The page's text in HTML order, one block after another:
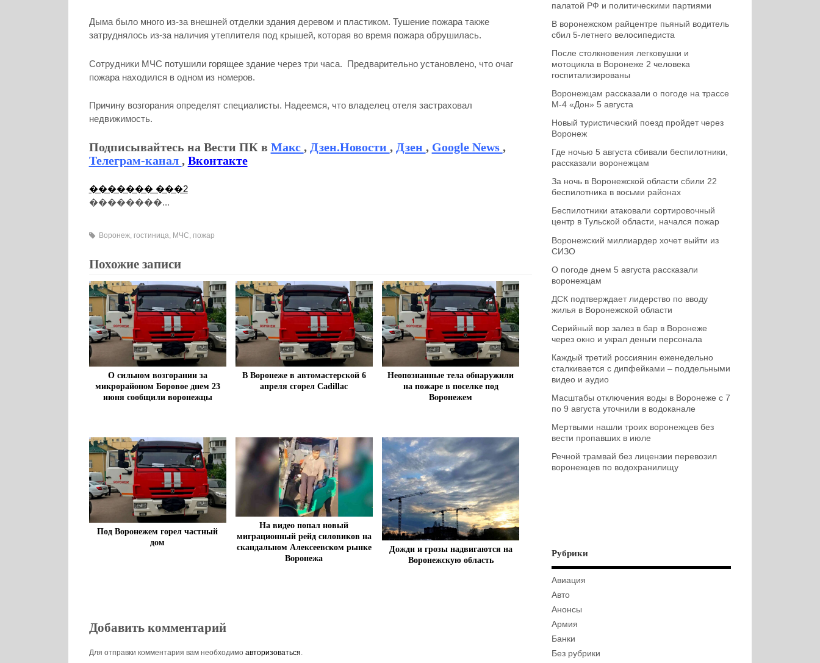
Дыма было много из-за внешней отделки здания деревом и пластиком. Тушение пожара также
затруднялось из-за наличия утеплителя под крышей, которая во время пожара обрушилась.
Сотрудники МЧС потушили горящее здание через три часа. Предварительно установлено, что очаг
пожара находился в одном из номеров.
Причину возгорания определят специалисты. Надеемся, что владелец отеля застраховал
недвижимость.
Подписывайтесь на Вести ПК в Макс , Дзен.Новости , Дзен , Google News ,
Телеграм-канал , Вконтакте
������� ���2
��������...
Воронеж, гостиница, МЧС, пожар
Похожие записи
О сильном возгорании за
микрорайоном Боровое днем 23
июня сообщили воронежцы
В Воронеже в автомастерской 6
апреля сгорел Cadillac
Неопознанные тела обнаружили
на пожаре в поселке под
Воронежем
Под Воронежем горел частный
дом
На видео попал новый
миграционный рейд силовиков на
скандальном Алексеевском рынке
Воронежа
Дожди и грозы надвигаются на
Воронежскую область
Добавить комментарий
Для отправки комментария вам необходимо авторизоваться.
палатой РФ и политическими партиями
В воронежском райцентре пьяный водитель
сбил 5-летнего велосипедиста
После столкновения легковушки и
мотоцикла в Воронеже 2 человека
госпитализированы
Воронежцам рассказали о погоде на трассе
М-4 «Дон» 5 августа
Новый туристический поезд пройдет через
Воронеж
Где ночью 5 августа сбивали беспилотники,
рассказали воронежцам
За ночь в Воронежской области сбили 22
беспилотника в восьми районах
Беспилотники атаковали сортировочный
центр в Тульской области, начался пожар
Воронежский миллиардер хочет выйти из
СИЗО
О погоде днем 5 августа рассказали
воронежцам
ДСК подтверждает лидерство по вводу
жилья в Воронежской области
Серийный вор залез в бар в Воронеже
через окно и украл деньги персонала
Каждый третий россиянин еженедельно
сталкивается с дипфейками – поддельными
видео и аудио
Масштабы отключения воды в Воронеже с 7
по 9 августа уточнили в водоканале
Мертвыми нашли троих воронежцев без
вести пропавших в июле
Речной трамвай без лицензии перевозил
воронежцев по водохранилищу
Рубрики
Авиация
Авто
Анонсы
Армия
Банки
Без рубрики